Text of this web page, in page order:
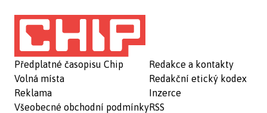
Předplatné časopisu Chip
Volná místa
Reklama
Všeobecné obchodní podmínky
Redakce a kontakty
Redakční etický kodex
Inzerce
RSS